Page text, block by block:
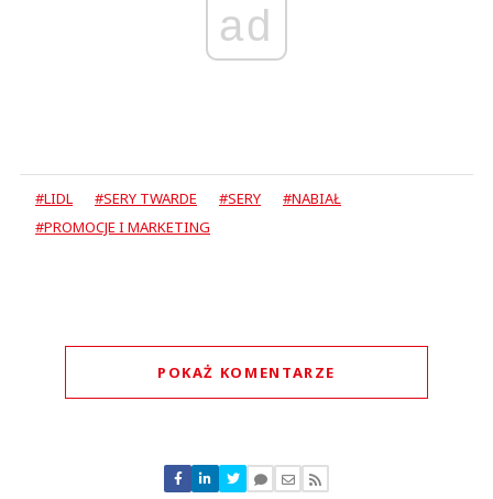
ad
#LIDL #SERY TWARDE #SERY
#NABIAŁ
#PROMOCJE I MARKETING
POKAŻ KOMENTARZE
Nie znaleziono komentarzy
Zostaw swoje komentarze